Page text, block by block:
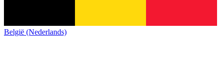
België (Nederlands)